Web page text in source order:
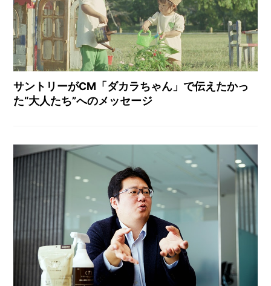
サントリーがCM「ダカラちゃん」で伝えたかっ
た“大人たち”へのメッセージ